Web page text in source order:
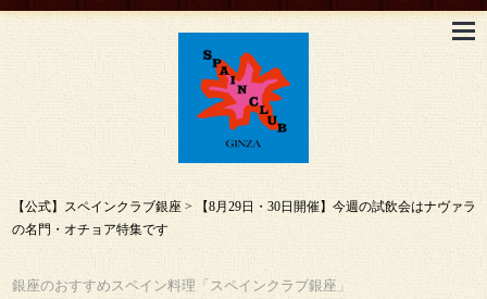
【公式】スペインクラブ銀座 >
【8月29日・30日開催】今週の試飲会はナヴァラ
の名門・オチョア特集です
銀座のおすすめスペイン料理「スペインクラブ銀座」